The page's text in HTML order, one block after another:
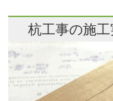
杭工事の施